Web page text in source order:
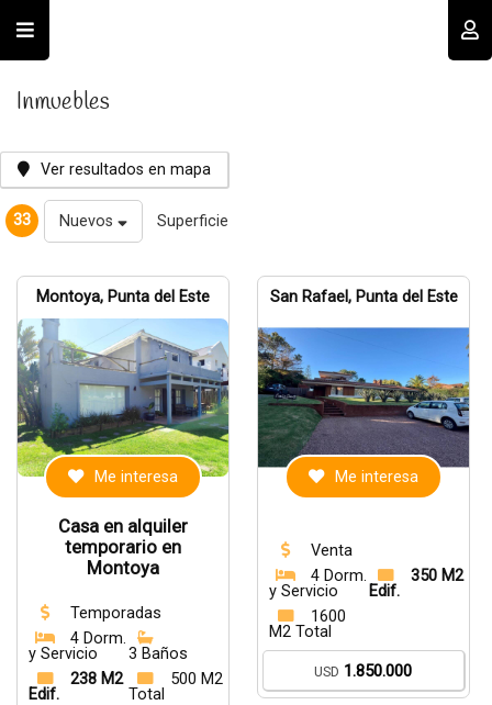
Recordar datos
INGRESAR
Olvidé mi clave Registro
Inmuebles
Ver resultados en mapa
33 Nuevos Superficie
Montoya, Punta del Este
Me interesa
Casa en alquiler
temporario en
Montoya
Temporadas
4 Dorm.
y Servicio
3 Baños
238 M2
Edif.
500 M2
Total
San Rafael, Punta del Este
Me interesa
Venta
4 Dorm.
y Servicio
350 M2
Edif.
1600
M2 Total
USD 1.850.000